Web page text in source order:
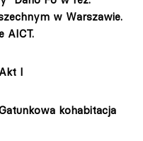
w Warszawie.
AICT.
Akt I
kohabitacja